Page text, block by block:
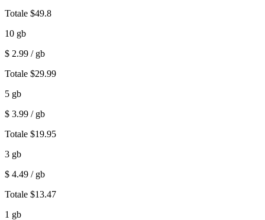
Totale $49.8
10 gb
$ 2.99 / gb
Totale $29.99
5 gb
$ 3.99 / gb
Totale $19.95
3 gb
$ 4.49 / gb
Totale $13.47
1 gb